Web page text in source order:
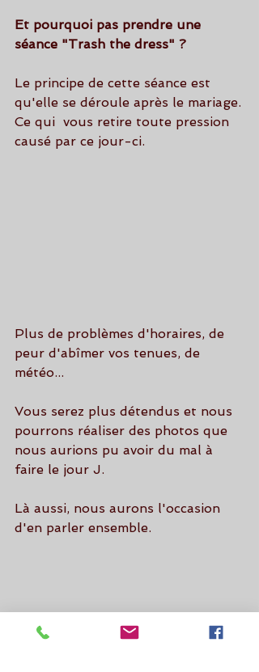
Et pourquoi pas prendre une
séance "Trash the dress" ?
Le principe de cette séance est
qu'elle se déroule après le mariage.
Ce qui  vous retire toute pression
causé par ce jour-ci.
Plus de problèmes d'horaires, de
peur d'abîmer vos tenues, de
météo...
Vous serez plus détendus et nous
pourrons réaliser des photos que
nous aurions pu avoir du mal à
faire le jour J.
Là aussi, nous aurons l'occasion
d'en parler ensemble.